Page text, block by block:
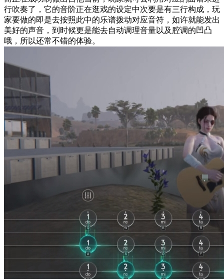
行吹奏了，它的音阶正在逛戏的设定中次要是有三行构成，玩
家要做的即是去按照此中的乐谱拨动对应音符，如许就能发出
美好的声音，到时候更是能去自动调理音量以及腔调的凹凸
哦，所以还常不错的体验。